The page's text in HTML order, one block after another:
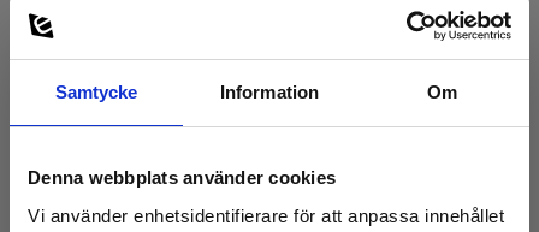
Samtycke Information Om
Denna webbplats använder cookies
Vi använder enhetsidentifierare för att anpassa innehållet